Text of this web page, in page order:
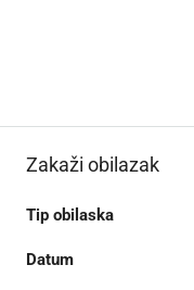
Zakaži obilazak
Tip obilaska
Datum